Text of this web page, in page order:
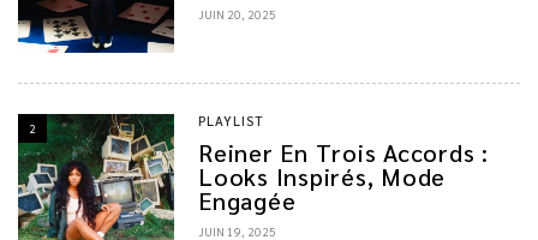
JUIN 20, 2025
2 PLAYLIST
Reiner En Trois Accords :
Looks Inspirés, Mode
Engagée
JUIN 19, 2025